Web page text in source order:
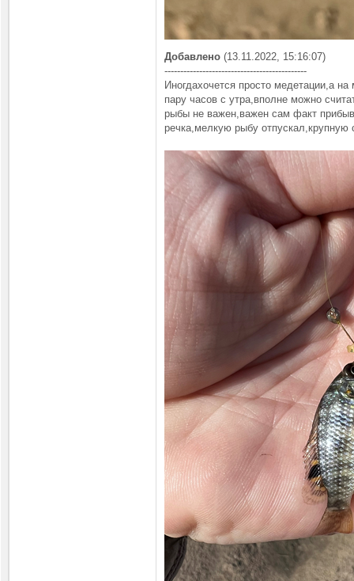
Добавлено (13.11.2022, 15:16:07)
---------------------------------------------
Иногдахочется просто медетации,а
пару часов с утра,вполне можно
рыбы не важен,важен сам факт
речка,мелкую рыбу отпускал,крупную